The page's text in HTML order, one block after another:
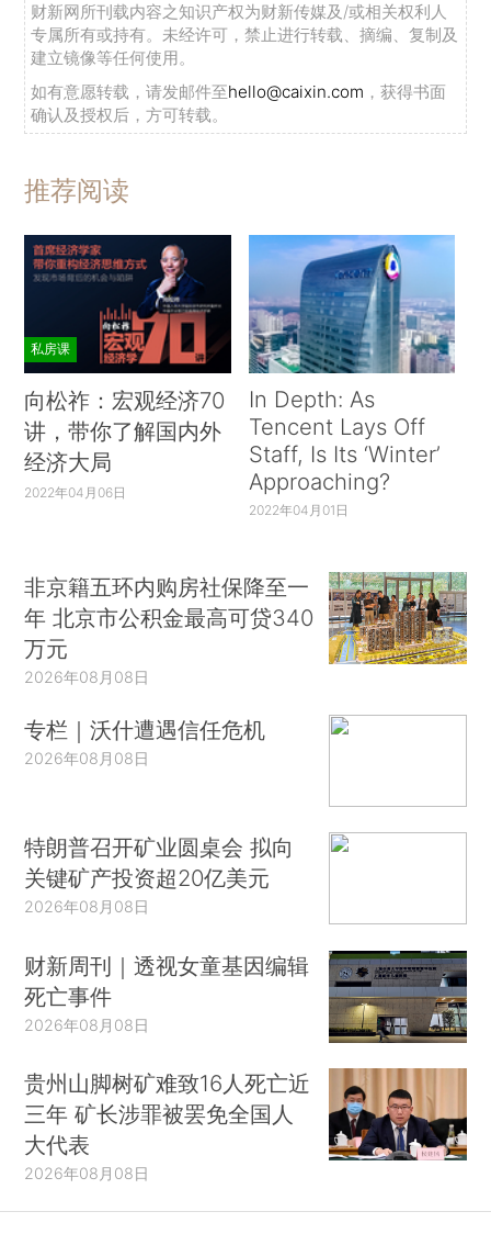
财新网所刊载内容之知识产权为财新传媒及/或相关权利人
专属所有或持有。未经许可，禁止进行转载、摘编、复制及
建立镜像等任何使用。
如有意愿转载，请发邮件至hello@caixin.com ，获得书面
确认及授权后，方可转载。
推荐阅读
私房课
向松祚：宏观经济70
讲，带你了解国内外
经济大局
2022年04月06日
In Depth: As
Tencent Lays Off
Staff, Is Its ‘Winter’
Approaching?
2022年04月01日
非京籍五环内购房社保降至一
年 北京市公积金最高可贷340
万元
2026年08月08日
专栏｜沃什遭遇信任危机
2026年08月08日
特朗普召开矿业圆桌会 拟向
关键矿产投资超20亿美元
2026年08月08日
财新周刊｜透视女童基因编辑
死亡事件
2026年08月08日
贵州山脚树矿难致16人死亡近
三年 矿长涉罪被罢免全国人
大代表
2026年08月08日